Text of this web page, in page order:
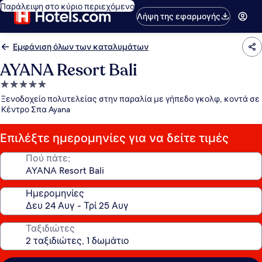
Παράλειψη στο κύριο περιεχόμενο
Λήψη της εφαρμογής
Εμφάνιση όλων των καταλυμάτων
AYANA Resort Bali
Κατάλυμα
με
5.0
αστέρια
Ξενοδοχείο πολυτελείας στην παραλία με γήπεδο γκολφ, κοντά σε
Κέντρο Σπα Ayana
Επιλέξτε ημερομηνίες για να δείτε τιμές
Πού πάτε;
Ημερομηνίες
Ταξιδιώτες